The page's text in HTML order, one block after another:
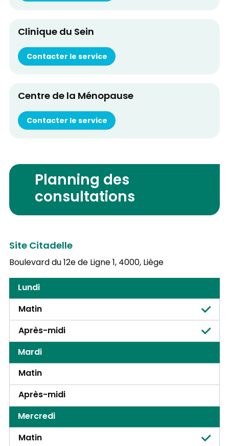
Clinique du Sein
Contacter le service
Centre de la Ménopause
Contacter le service
Planning des
consultations
Site Citadelle
Boulevard du 12e de Ligne 1,4000, Liège
Lundi
Matin
Après-midi
Mardi
Matin
Après-midi
Mercredi
Matin